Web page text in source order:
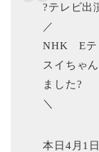
?テレビ出
／
NHK Eテ
スイちゃ
ました?
＼
本日4月1